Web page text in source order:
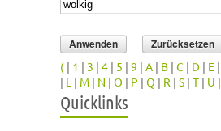
( | 1 | 3 | 4 | 5 | 9 | A | B | C | D | E |
| L | M | N | O | P | Q | R | S | T | U |
Quicklinks